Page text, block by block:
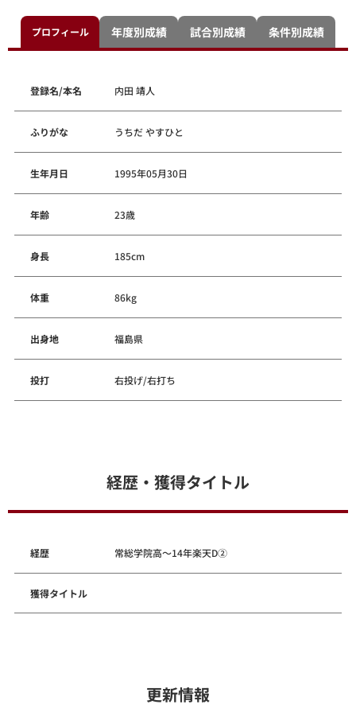
プロフィール 年度別成績 試合別成績 条件別成績
登録名/本名 内田 靖人
ふりがな うちだ やすひと
生年月日 1995年05月30日
年齢 23歳
身長 185cm
体重 86kg
出身地 福島県
投打 右投げ/右打ち
経歴・獲得タイトル
経歴 常総学院高～14年楽天D②
獲得タイトル
更新情報